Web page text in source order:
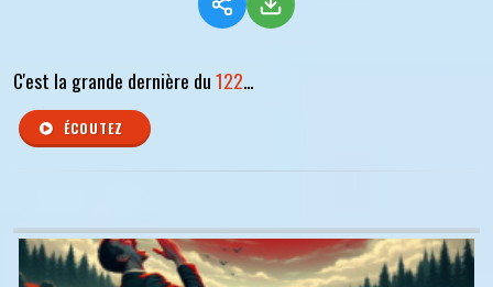
C'est la grande dernière du122...
ÉCOUTEZ